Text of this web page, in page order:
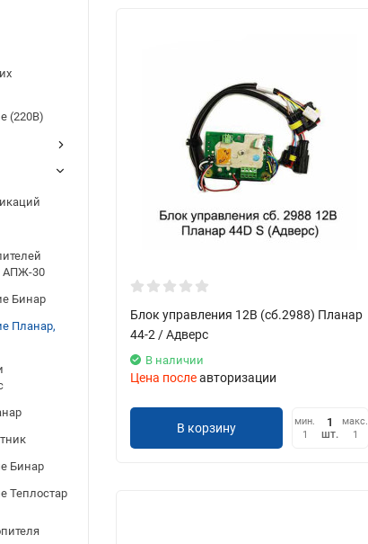
(220В)
АПЖ-30
Бинар
Планар,
Бинар
Теплостар
Блок управления 12В (сб.2988) Планар
44-2 / Адверс
В наличии
Цена послеавторизации
В корзину
мин.
1
шт.
макс.
1